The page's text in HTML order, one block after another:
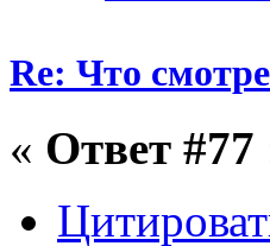
Re: Что
« Ответ #77